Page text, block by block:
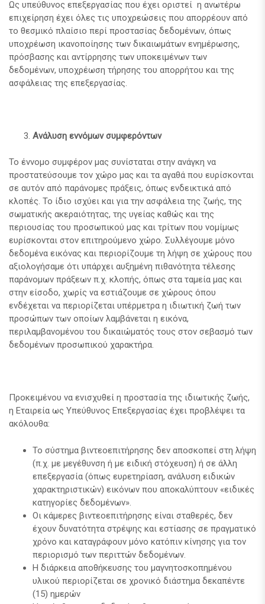
Ως υπεύθυνος επεξεργασίας που έχει οριστεί η ανωτέρω
επιχείρηση έχει όλες τις υποχρεώσεις που απορρέουν από
το θεσμικό πλαίσιο περί προστασίας δεδομένων, όπως
υποχρέωση ικανοποίησης των δικαιωμάτων ενημέρωσης,
πρόσβασης και αντίρρησης των υποκειμένων των
δεδομένων, υποχρέωση τήρησης του απορρήτου και της
ασφάλειας της επεξεργασίας.
Ανάλυση εννόμων συμφερόντων
Το έννομο συμφέρον μας συνίσταται στην ανάγκη να
προστατεύσουμε τον χώρο μας και τα αγαθά που ευρίσκονται
σε αυτόν από παράνομες πράξεις, όπως ενδεικτικά από
κλοπές. Το ίδιο ισχύει και για την ασφάλεια της ζωής, της
σωματικής ακεραιότητας, της υγείας καθώς και της
περιουσίας του προσωπικού μας και τρίτων που νομίμως
ευρίσκονται στον επιτηρούμενο χώρο. Συλλέγουμε μόνο
δεδομένα εικόνας και περιορίζουμε τη λήψη σε χώρους που
αξιολογήσαμε ότι υπάρχει αυξημένη πιθανότητα τέλεσης
παράνομων πράξεων π.χ. κλοπής, όπως στα ταμεία μας και
στην είσοδο, χωρίς να εστιάζουμε σε χώρους όπου
ενδέχεται να περιορίζεται υπέρμετρα η ιδιωτική ζωή των
προσώπων των οποίων λαμβάνεται η εικόνα,
περιλαμβανομένου του δικαιώματός τους στον σεβασμό των
δεδομένων προσωπικού χαρακτήρα.
Προκειμένου να ενισχυθεί η προστασία της ιδιωτικής ζωής,
η Εταιρεία ως Υπεύθυνος Επεξεργασίας έχει προβλέψει τα
ακόλουθα:
Το σύστημα βιντεοεπιτήρησης δεν αποσκοπεί στη λήψη
(π.χ. με μεγέθυνση ή με ειδική στόχευση) ή σε άλλη
επεξεργασία (όπως ευρετηρίαση, ανάλυση ειδικών
χαρακτηριστικών) εικόνων που αποκαλύπτουν «ειδικές
κατηγορίες δεδομένων».
Οι κάμερες βιντεοεπιτήρησης είναι σταθερές, δεν
έχουν δυνατότητα στρέψης και εστίασης σε πραγματικό
χρόνο και καταγράφουν μόνο κατόπιν κίνησης για τον
περιορισμό των περιττών δεδομένων.
Η διάρκεια αποθήκευσης του μαγνητοσκοπημένου
υλικού περιορίζεται σε χρονικό διάστημα δεκαπέντε
(15) ημερών